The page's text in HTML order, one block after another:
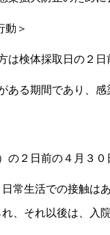
動＞
検体採取日の２日
る期間であり、
２日前の４月３０
常生活での接触は
、それ以後は、入